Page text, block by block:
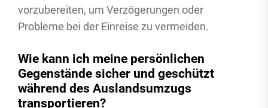
vorzubereiten, um Verzögerungen oder
Probleme bei der Einreise zu vermeiden.
Wie kann ich meine persönlichen
Gegenstände sicher und geschützt
während des Auslandsumzugs
transportieren?